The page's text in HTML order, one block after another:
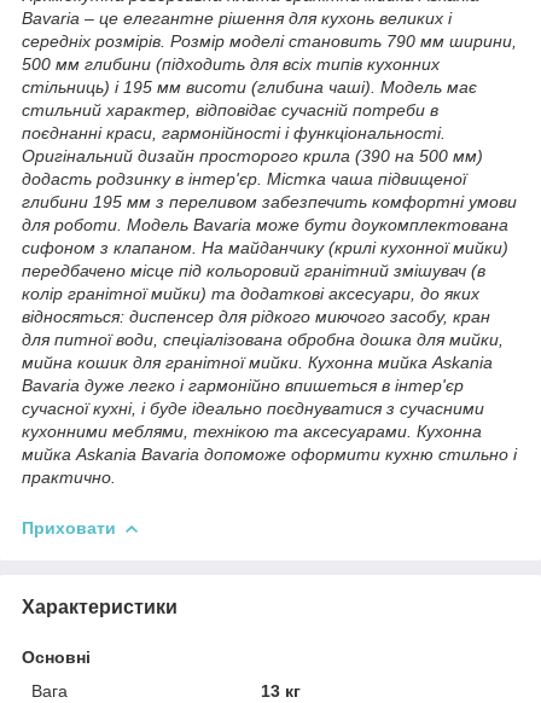
Bavaria – це елегантне рішення для кухонь великих і
середніх розмірів. Розмір моделі становить 790 мм ширини,
500 мм глибини (підходить для всіх типів кухонних
стільниць) і 195 мм висоти (глибина чаші). Модель має
стильний характер, відповідає сучасній потреби в
поєднанні краси, гармонійності і функціональності.
Оригінальний дизайн просторого крила (390 на 500 мм)
додасть родзинку в інтер'єр. Містка чаша підвищеної
глибини 195 мм з переливом забезпечить комфортні умови
для роботи. Модель Bavaria може бути доукомплектована
сифоном з клапаном. На майданчику (крилі кухонної мийки)
передбачено місце під кольоровий гранітний змішувач (в
колір гранітної мийки) та додаткові аксесуари, до яких
відносяться: диспенсер для рідкого миючого засобу, кран
для питної води, спеціалізована обробна дошка для мийки,
мийна кошик для гранітної мийки. Кухонна мийка Askania
Bavaria дуже легко і гармонійно впишеться в інтер'єр
сучасної кухні, і буде ідеально поєднуватися з сучасними
кухонними меблями, технікою та аксесуарами. Кухонна
мийка Askania Bavaria допоможе оформити кухню стильно і
практично.
Приховати
Характеристики
Основні
Вага
13 кг